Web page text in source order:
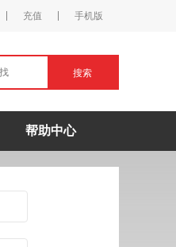
充值 手机版
搜索
帮助中心